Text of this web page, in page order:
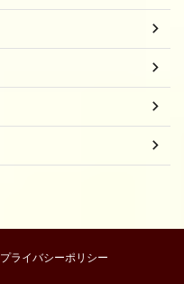
プライバシーポリシー